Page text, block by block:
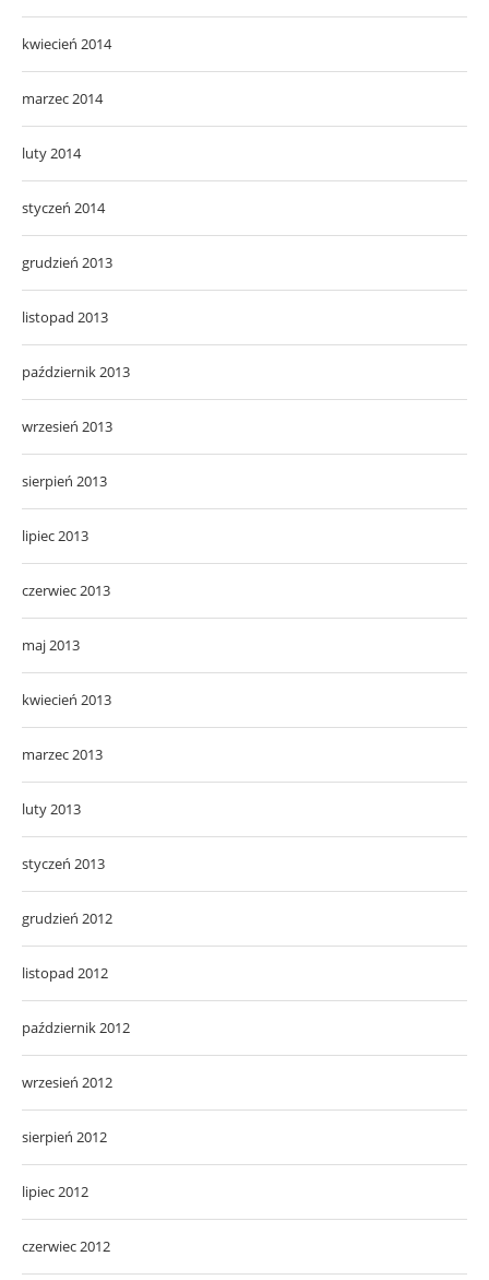
kwiecień 2014
marzec 2014
luty 2014
styczeń 2014
grudzień 2013
listopad 2013
październik 2013
wrzesień 2013
sierpień 2013
lipiec 2013
czerwiec 2013
maj 2013
kwiecień 2013
marzec 2013
luty 2013
styczeń 2013
grudzień 2012
listopad 2012
październik 2012
wrzesień 2012
sierpień 2012
lipiec 2012
czerwiec 2012